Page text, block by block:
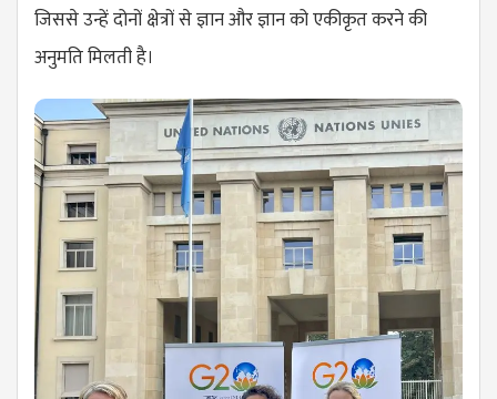
जिससे उन्हें दोनों क्षेत्रों से ज्ञान और ज्ञान को एकीकृत करने की
अनुमति मिलती है।